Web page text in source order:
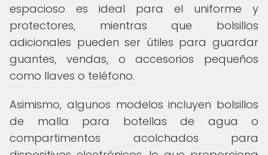
espacioso es ideal para el uniforme y
protectores, mientras que bolsillos
adicionales pueden ser útiles para guardar
guantes, vendas, o accesorios pequeños
como llaves o teléfono.
Asimismo, algunos modelos incluyen bolsillos
de malla para botellas de agua o
compartimentos acolchados para